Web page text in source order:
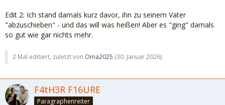
Edit 2: Ich stand damals kurz davor, ihn zu seinem Vater
"abzuschieben" - und das will was heißen! Aber es "ging" damals
so gut wie gar nichts mehr.
2 Mal editiert, zuletzt von Oma2025 (30. Januar 2026)
F4tH3R F16URE
Paragraphenreiter